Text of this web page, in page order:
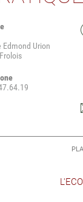
Edmond Urion